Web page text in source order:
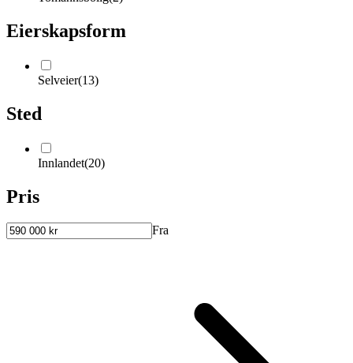
Eierskapsform
Selveier(13)
Sted
Innlandet(20)
Pris
Fra